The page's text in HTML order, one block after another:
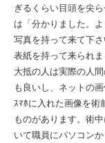
ぎるくらい目頭を尖
は「分かりました。
写真を持って来て下
表紙を持って来られま
大抵の人は実際の人
も良いし、ネットの
ｽﾏﾎに入れた画像を術
ものがあります。術
いて職員にパソコン